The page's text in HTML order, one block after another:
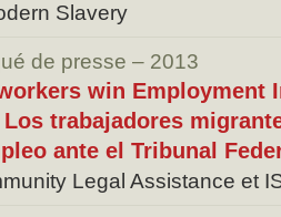
Slavery
de presse – 2013
win Employment
trabajadores
ante el Tribunal
Legal Assistance et